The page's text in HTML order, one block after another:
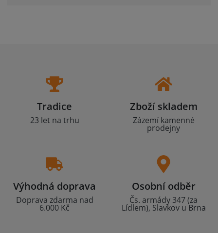
Tradice
23 let na trhu
Zboží skladem
Zázemí kamenné
prodejny
Výhodná doprava
Doprava zdarma nad
6.000 Kč
Osobní odběr
Čs. armády 347 (za
Lídlem), Slavkov u Brna